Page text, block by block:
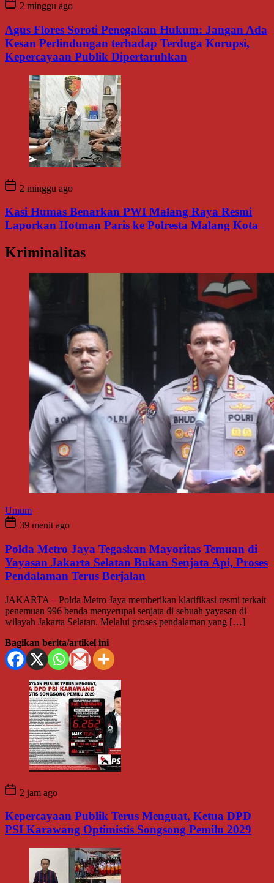
2 minggu ago
Agus Flores Soroti Penegakan Hukum: Jangan Ada
Kesan Perlindungan terhadap Terduga Korupsi,
Kepercayaan Publik Dipertaruhkan
2 minggu ago
Kasi Humas Benarkan PWI Malang Raya Resmi
Laporkan Hotman Paris ke Polresta Malang Kota
Kriminalitas
Umum
39 menit ago
Polda Metro Jaya Tegaskan Mayoritas Temuan di
Yayasan Jakarta Selatan Bukan Senjata Api, Proses
Pendalaman Terus Berjalan
JAKARTA – Polda Metro Jaya memberikan klarifikasi resmi terkait
penemuan 996 benda menyerupai senjata di sebuah yayasan di
wilayah Jakarta Selatan. Melalui proses pendalaman yang […]
Bagikan berita/artikel ini
2 jam ago
Kepercayaan Publik Terus Menguat, Ketua DPD
PSI Karawang Optimistis Songsong Pemilu 2029